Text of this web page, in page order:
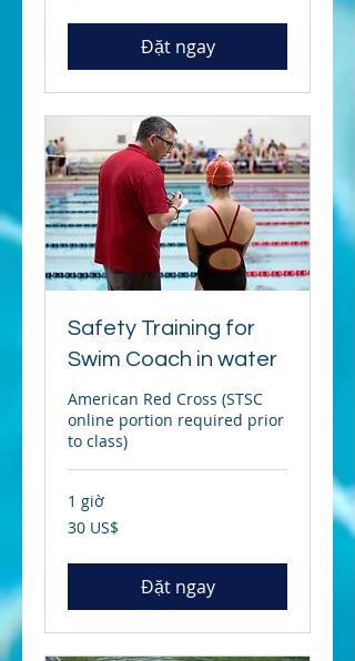
Đặt ngay
Safety Training for
Swim Coach in water
American Red Cross (STSC
online portion required prior
to class)
1 giờ
30
đô
30 US$
Đặt ngay